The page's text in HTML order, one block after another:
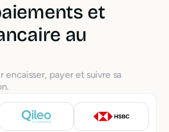
et
au
encaisser, payer et suivre sa